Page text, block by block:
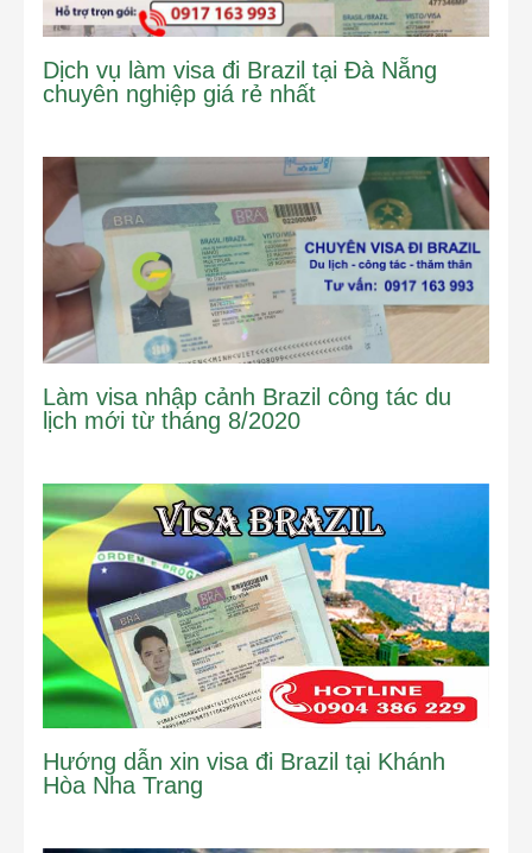
Dịch vụ làm visa đi Brazil tại Đà Nẵng
chuyên nghiệp giá rẻ nhất
Làm visa nhập cảnh Brazil công tác du
lịch mới từ tháng 8/2020
Hướng dẫn xin visa đi Brazil tại Khánh
Hòa Nha Trang